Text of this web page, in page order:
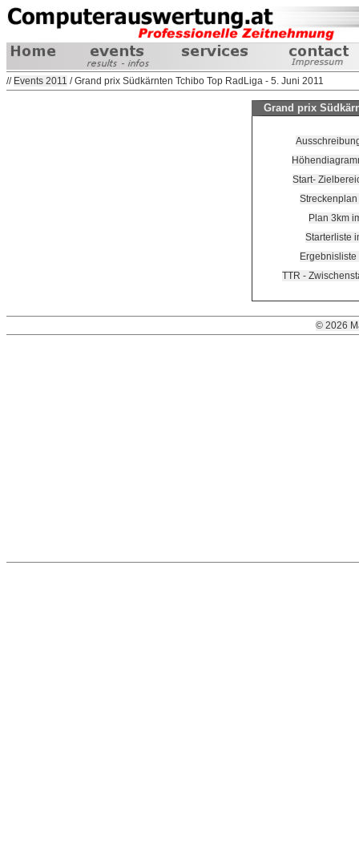
// Events 2011 / Grand prix Südkärnten Tchibo Top RadLiga - 5. Juni 2011
Grand prix
Start-
Streckenplan
Plan 3km
Starterliste
Ergebnisliste
TTR -
© 2026